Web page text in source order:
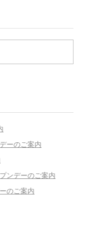
ーのご案内
ンデーのご案内
のご案内